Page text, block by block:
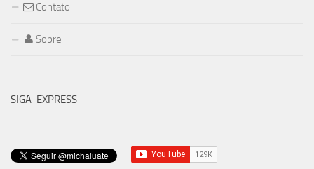
Contato
Sobre
SIGA-EXPRESS